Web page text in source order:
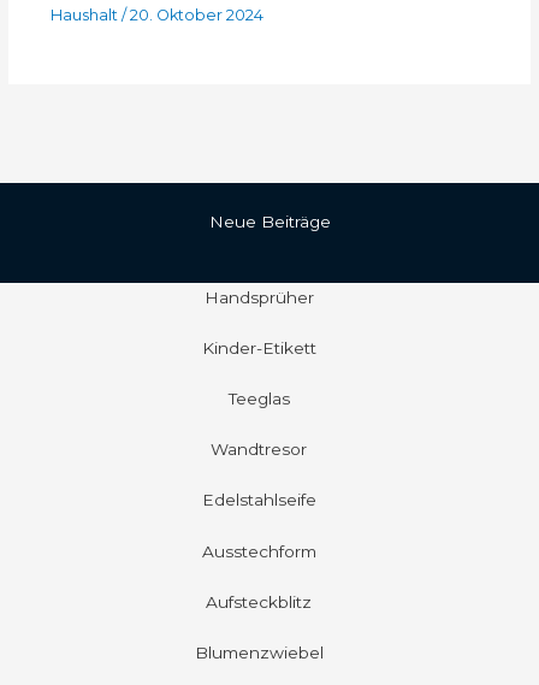
Haushalt /20. Oktober 2024
Neue Beiträge
Handsprüher
Kinder-Etikett
Teeglas
Wandtresor
Edelstahlseife
Ausstechform
Aufsteckblitz
Blumenzwiebel